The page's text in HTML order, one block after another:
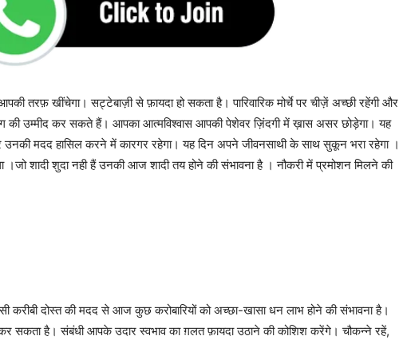
तरफ़ खींचेगा। सट्टेबाज़ी से फ़ायदा हो सकता है। पारिवारिक मोर्चे पर चीज़ें अच्छी रहेंगी और
की उम्मीद कर सकते हैं। आपका आत्मविश्वास आपकी पेशेवर ज़िंदगी में ख़ास असर छोड़ेगा। यह
मदद हासिल करने में कारगर रहेगा। यह दिन अपने जीवनसाथी के साथ सुकून भरा रहेगा ।
।जो शादी शुदा नही हैं उनकी आज शादी तय होने की संभावना है । नौकरी में प्रमोशन मिलने की
दोस्त की मदद से आज कुछ करोबारियों को अच्छा-खासा धन लाभ होने की संभावना है।
सकता है। संबंधी आपके उदार स्वभाव का ग़लत फ़ायदा उठाने की कोशिश करेंगे। चौकन्ने रहें,